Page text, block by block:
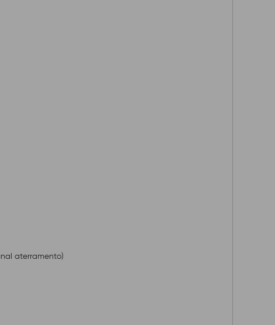
aterramento)